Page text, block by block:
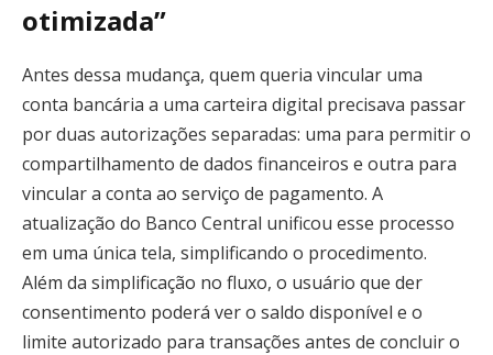
otimizada”
Antes dessa mudança, quem queria vincular uma
conta bancária a uma carteira digital precisava passar
por duas autorizações separadas: uma para permitir o
compartilhamento de dados financeiros e outra para
vincular a conta ao serviço de pagamento. A
atualização do Banco Central unificou esse processo
em uma única tela, simplificando o procedimento.
Além da simplificação no fluxo, o usuário que der
consentimento poderá ver o saldo disponível e o
limite autorizado para transações antes de concluir o